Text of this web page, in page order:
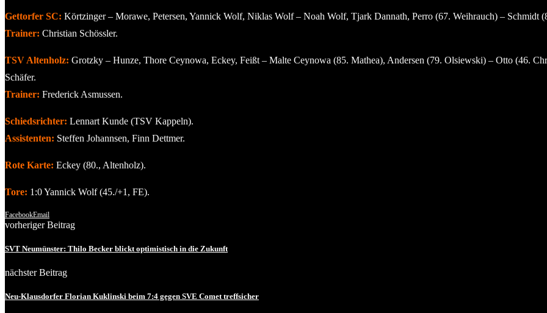
Gettorfer SC: Körtzinger – Morawe, Petersen, Yannick Wolf, Niklas Wolf – Noah Wolf, Tjark Dannath, Perro (67. Weihrauch) – Schmidt
Trainer: Christian Schössler.
TSV Altenholz: Grotzky – Hunze, Thore Ceynowa, Eckey, Feißt – Malte Ceynowa (85. Mathea), Andersen (79. Olsiewski) – Otto (46.
Schäfer.
Trainer: Frederick Asmussen.
Schiedsrichter: Lennart Kunde (TSV Kappeln).
Assistenten: Steffen Johannsen, Finn Dettmer.
Rote Karte: Eckey (80., Altenholz).
Tore: 1:0 Yannick Wolf (45./+1, FE).
FacebookEmail
vorheriger Beitrag
SVT Neumünster: Thilo Becker blickt optimistisch in die Zukunft
nächster Beitrag
Neu-Klausdorfer Florian Kuklinski beim 7:4 gegen SVE Comet treffsicher